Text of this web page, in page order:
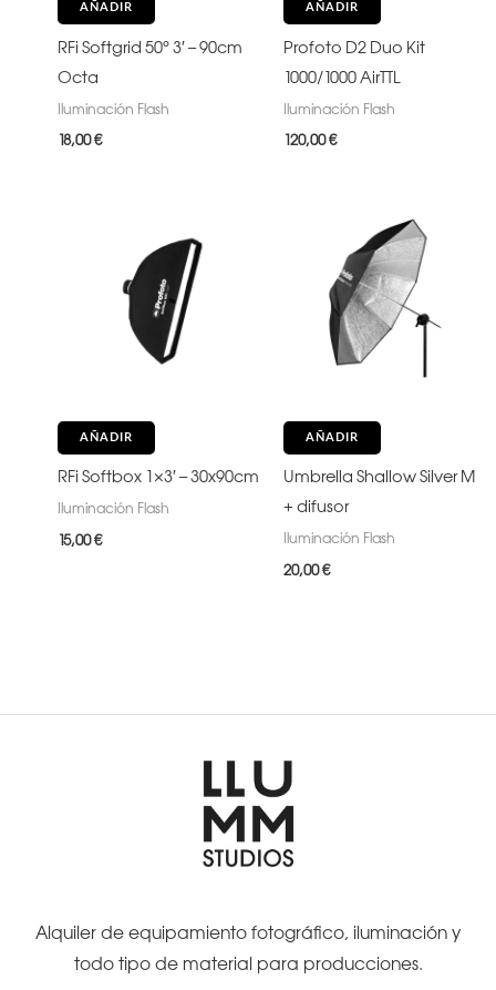
AÑADIR
RFi Softgrid 50° 3′ – 90cm
Octa
Iluminación Flash
18,00€
AÑADIR
Profoto D2 Duo Kit
1000/1000 AirTTL
Iluminación Flash
120,00€
AÑADIR
RFi Softbox 1×3′ – 30x90cm
Iluminación Flash
15,00€
AÑADIR
Umbrella Shallow Silver M
+ difusor
Iluminación Flash
20,00€
Alquiler de equipamiento fotográfico, iluminación y
todo tipo de material para producciones.